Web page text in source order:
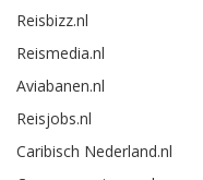
Reisbizz.nl
Reismedia.nl
Aviabanen.nl
Reisjobs.nl
Caribisch Nederland.nl